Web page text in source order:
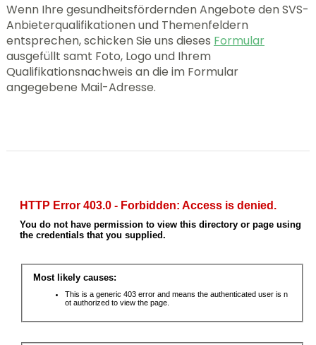
Wenn Ihre gesundheitsfördernden Angebote den SVS-
Anbieterqualifikationen und Themenfeldern
entsprechen, schicken Sie uns dieses Formular
ausgefüllt samt Foto, Logo und Ihrem
Qualifikationsnachweis an die im Formular
angegebene Mail-Adresse.